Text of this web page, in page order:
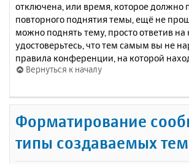
отключена, или время, которое должно
повторного поднятия темы, ещё не
можно поднять тему, просто ответив на
удостоверьтесь, что тем самым вы не
правила конференции, на которой
Вернуться к началу
Форматирование
типы создаваемых тем